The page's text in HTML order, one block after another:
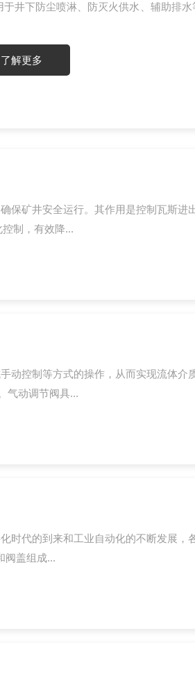
于井下防尘喷淋、防灭火供水、辅助排
的核心设备之一。矿井作业环境的特殊
炸性介质...
了解更多
矿井安全运行。其作用是控制瓦斯
制，有效降...
控制等方式的操作，从而实现流体
气动调节阀具...
代的到来和工业自动化的不断发展
阀盖组成...